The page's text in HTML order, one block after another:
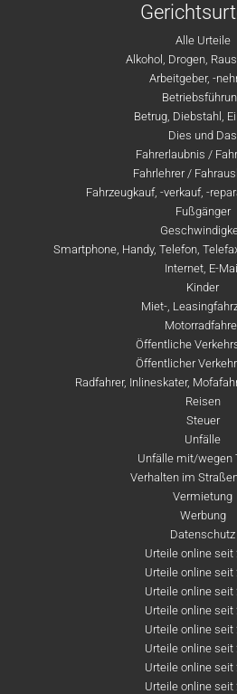
Alle Urteile
Alkohol, Drogen,
Arbeitgeber, -
Betrug, Diebstahl,
Dies und Das
Fahrerlaubnis /
Fahrlehrer /
Fahrzeugkauf, -verkauf, -
Fußgänger
Smartphone, Handy, Telefon,
Internet, E-Mail
Kinder
Miet-,
Öffentliche
Öffentlicher
Radfahrer, Inlineskater,
Reisen
Steuer
Unfälle
Unfälle mit/wegen
Verhalten im
Vermietung
Werbung
Datenschutz
Urteile online seit
Urteile online seit
Urteile online seit
Urteile online seit
Urteile online seit
Urteile online seit
Urteile online seit
Urteile online seit